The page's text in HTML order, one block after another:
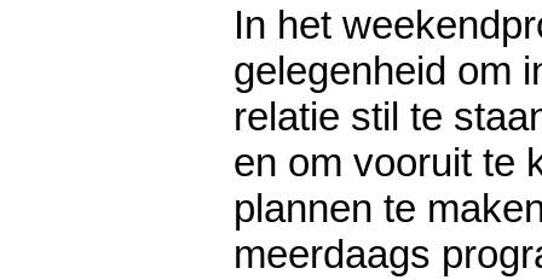
In het
gelegenheid om
relatie stil te
en om vooruit te
plannen te
meerdaags